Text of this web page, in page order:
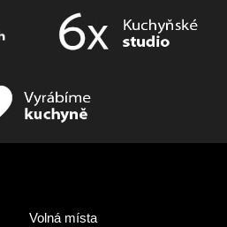
Volná místa